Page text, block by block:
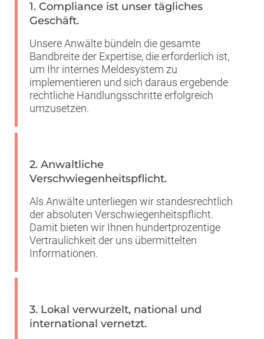
1. Compliance ist unser tägliches
Geschäft.
Unsere Anwälte bündeln die gesamte
Bandbreite der Expertise, die erforderlich ist,
um Ihr internes Meldesystem zu
implementieren und sich daraus ergebende
rechtliche Handlungsschritte erfolgreich
umzusetzen.
2. Anwaltliche
Verschwiegenheitspflicht.
Als Anwälte unterliegen wir standesrechtlich
der absoluten Verschwiegenheitspflicht.
Damit bieten wir Ihnen hundertprozentige
Vertraulichkeit der uns übermittelten
Informationen.
3. Lokal verwurzelt, national und
international vernetzt.